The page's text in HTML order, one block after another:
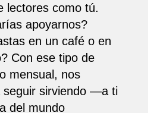
lectores como tú.
apoyarnos?
en un café o en
Con ese tipo de
mensual, nos
seguir sirviendo —a ti
del mundo